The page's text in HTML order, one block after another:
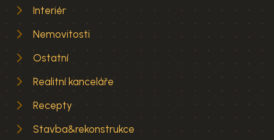
Interiér
Nemovitosti
Ostatní
Realitní kanceláře
Recepty
Stavba&rekonstrukce